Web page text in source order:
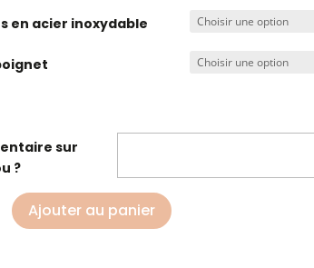
en acier inoxydable
sur
?
Ajouter au panier